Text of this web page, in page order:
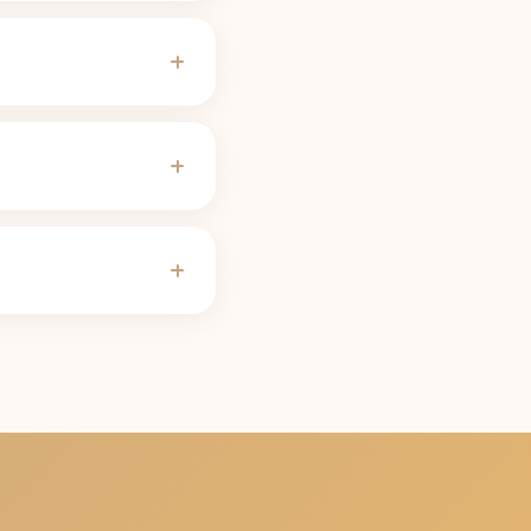
473 ml)
8 h 24 min; osoba z